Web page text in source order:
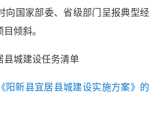
向国家部委、省级部门呈报典型经
倾斜。
县城建设任务清单
阳新县宜居县城建设实施方案》的